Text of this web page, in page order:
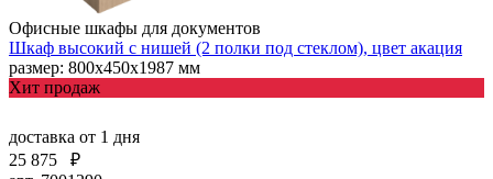
Офисные шкафы для документов
Шкаф высокий с нишей (2 полки под стеклом), цвет акация
размер: 800х450х1987 мм
Хит продаж
доставка от 1 дня
25 875
₽